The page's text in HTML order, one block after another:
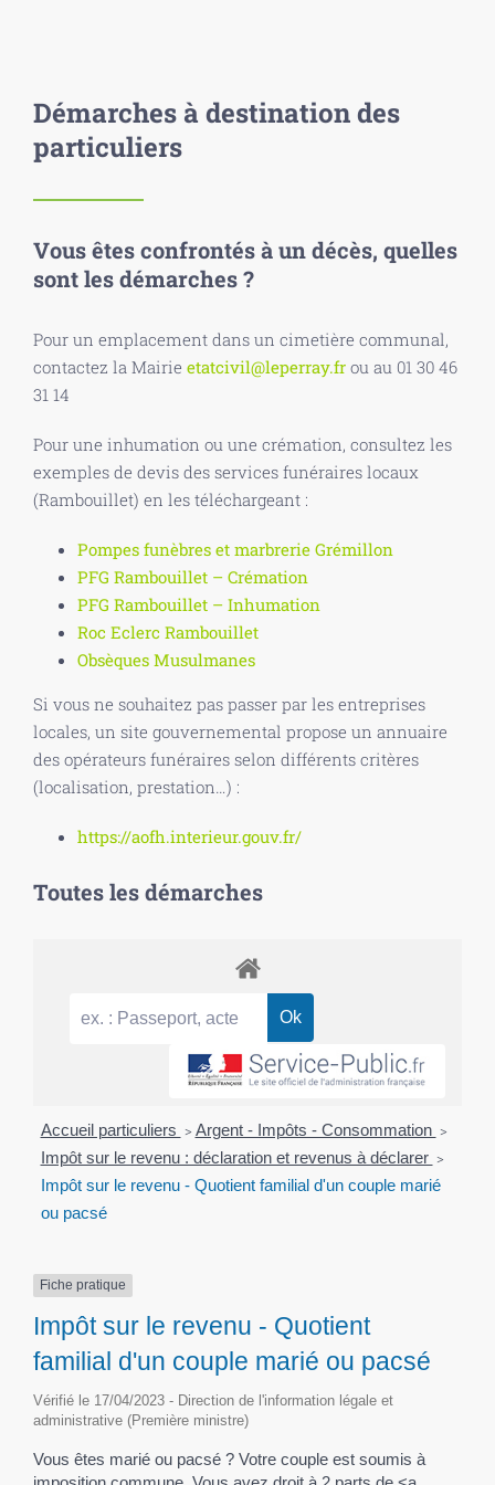
Démarches à destination des
particuliers
Vous êtes confrontés à un décès, quelles
sont les démarches ?
Pour un emplacement dans un cimetière communal,
contactez la Mairie etatcivil@leperray.fr ou au 01 30 46
31 14
Pour une inhumation ou une crémation, consultez les
exemples de devis des services funéraires locaux
(Rambouillet) en les téléchargeant :
Pompes funèbres et marbrerie Grémillon
PFG Rambouillet – Crémation
PFG Rambouillet – Inhumation
Roc Eclerc Rambouillet
Obsèques Musulmanes
Si vous ne souhaitez pas passer par les entreprises
locales, un site gouvernemental propose un annuaire
des opérateurs funéraires selon différents critères
(localisation, prestation…) :
https://aofh.interieur.gouv.fr/
Toutes les démarches
Accueil particuliers > Argent - Impôts - Consommation >
Impôt sur le revenu : déclaration et revenus à déclarer >
Impôt sur le revenu - Quotient familial d'un couple marié
ou pacsé
Fiche pratique
Impôt sur le revenu - Quotient
familial d'un couple marié ou pacsé
Vérifié le 17/04/2023 - Direction de l'information légale et
administrative (Première ministre)
Vous êtes marié ou pacsé ? Votre couple est soumis à